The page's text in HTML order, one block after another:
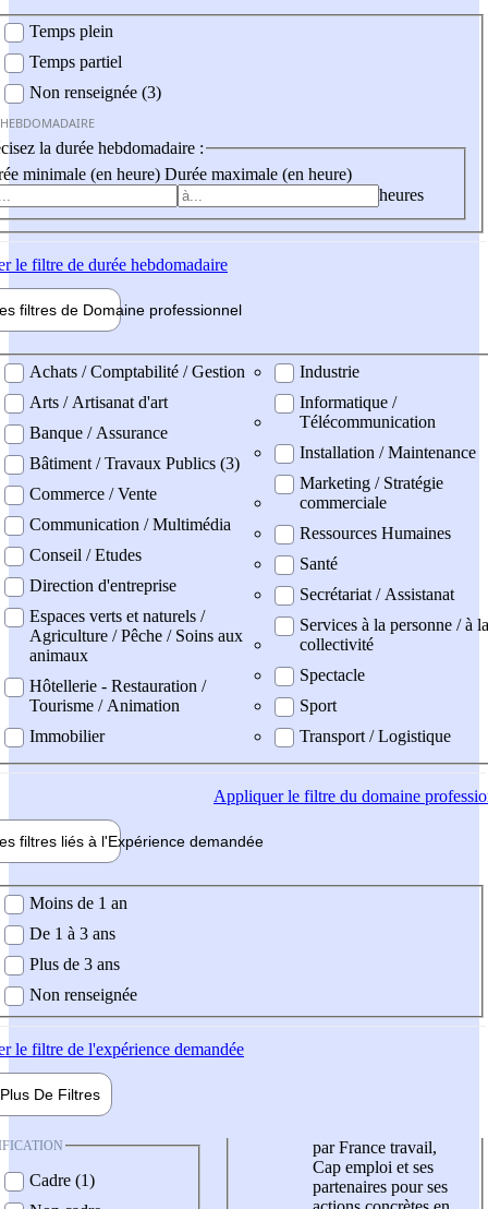
Temps plein
Temps partiel
Non renseignée (3)
la durée hebdomadaire :
minimale (en heure) Durée maximale (en heure)
heures
le filtre de durée hebdomadaire
filtres de Domaine professionnel
professionel
Achats / Comptabilité / Gestion
Arts / Artisanat d'art
Banque / Assurance
Bâtiment / Travaux Publics (3)
Commerce / Vente
Communication / Multimédia
Conseil / Etudes
Direction d'entreprise
Espaces verts et naturels /
Agriculture / Pêche / Soins aux
animaux
Hôtellerie - Restauration /
Tourisme / Animation
Immobilier
Industrie
Informatique /
Télécommunication
Installation / Maintenance
Marketing / Stratégie
commerciale
Ressources Humaines
Santé
Secrétariat / Assistanat
Services à la personne / à la
collectivité
Spectacle
Sport
Transport / Logistique
Appliquerle filtre du domaine
filtres liés à l'Expérience demandée
demandée
Moins de 1 an
De 1 à 3 ans
Plus de 3 ans
Non renseignée
le filtre de l'expérience demandée
Plus De Filtres
Cadre (1)
par France travail,
Cap emploi et ses
partenaires pour ses